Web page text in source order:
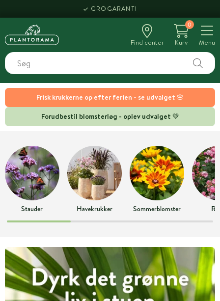
GROGARANTI
Find center
0
Kurv
Menu
Frisk krukkerne op efter ferien - se udvalget 🌸
Forudbestil blomsterløg - oplev udvalget 💚
Stauder Havekrukker Sommerblomster